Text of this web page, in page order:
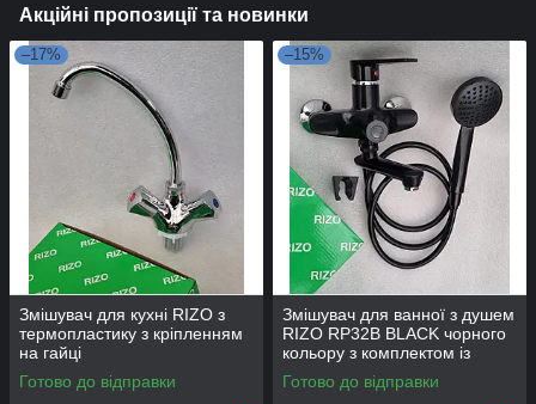
Акційні пропозиції та новинки
–17%
Змішувач для кухні RIZO з
термопластику з кріпленням
на гайці
Готово до відправки
–15%
Змішувач для ванної з душем
RIZO RP32B BLACK чорного
кольору з комплектом із
термопластику.
Готово до відправки